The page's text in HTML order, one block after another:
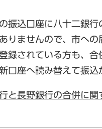
振込口座に​八十二銀
りませんので、市への
録されている方も、合
口座へ読み替えて振込
と長野銀行の合併に